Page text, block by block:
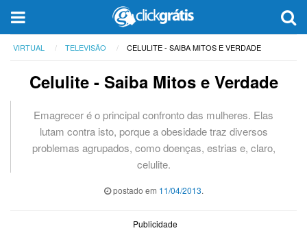
VIRTUAL TELEVISÃO CELULITE - SAIBA MITOS E VERDADE
Celulite - Saiba Mitos e Verdade
Emagrecer é o principal confronto das mulheres. Elas
lutam contra isto, porque a obesidade traz diversos
problemas agrupados, como doenças, estrias e, claro,
celulite.
postado em 11/04/2013.
Publicidade